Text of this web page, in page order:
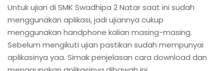
Untuk ujian di SMK Swadhipa 2 Natar saat ini sudah
menggunakan aplikasi, jadi ujiannya cukup
menggunakan handphone kalian masing-masing.
Sebelum mengikuti ujian pastikan sudah mempunyai
aplikasinya yaa. Simak penjelasan cara download dan